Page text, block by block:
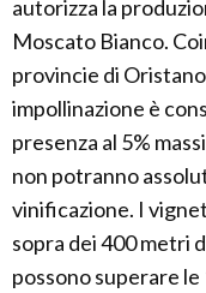
autorizza la
Moscato Bianco.
provincie di
impollinazione è
presenza al 5%
non potranno
vinificazione. I
sopra dei 400 metri
possono superare